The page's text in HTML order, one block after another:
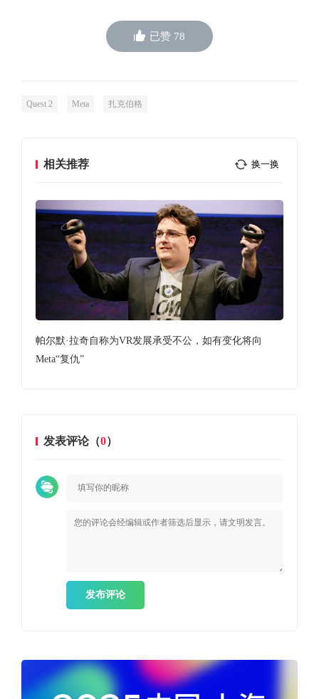
已赞 78
Quest 2 Meta 扎克伯格
相关推荐 换一换
帕尔默·拉奇自称为VR发展承受不公，如有变化将向
Meta“复仇”
发表评论（0）
发布评论